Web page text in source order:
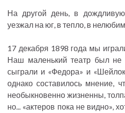
На другой день, в
уезжал на юг, в тепло, в
17 декабря 1898 года мы
Наш маленький театр был
сыграли и «Федора» и
однако составилось мнение,
необыкновенно жизненны,
но... «актеров пока не видно»,